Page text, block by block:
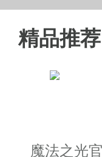
精品推荐
魔法之光